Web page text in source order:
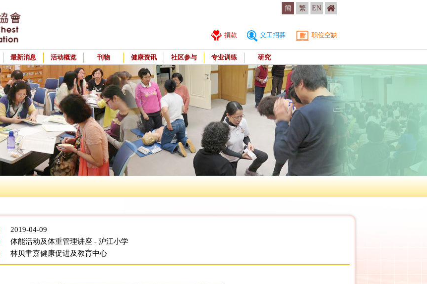
簡 繁 EN
捐款 义工招募 职位空缺
最新消息 活动概览 刊物 健康资讯 社区参与 专业训练 研究
2019-04-09
体能活动及体重管理讲座 - 沪江小学
林贝聿嘉健康促进及教育中心